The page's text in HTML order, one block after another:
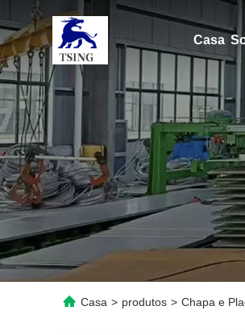
Casa
Casa > produtos > Chapa e